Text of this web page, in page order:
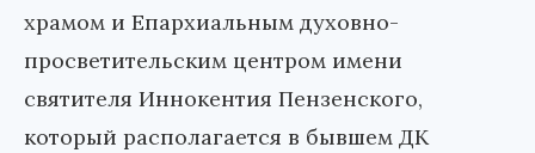
храмом и Епархиальным духовно-
просветительским центром имени
святителя Иннокентия Пензенского,
который располагается в бывшем ДК